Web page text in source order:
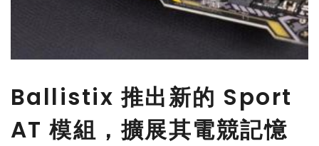
Ballistix 推出新的 Sport
AT 模組，擴展其電競記憶